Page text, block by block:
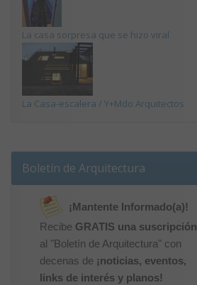
La casa sorpresa que se hizo viral
La Casa-escalera / Y+Mdo Arquitectos
Boletín de Arquitectura
¡Mantente Informado(a)!
Recibe GRATIS una suscripción
al "Boletín de Arquitectura" con
decenas de ¡noticias, eventos,
links de interés y planos!